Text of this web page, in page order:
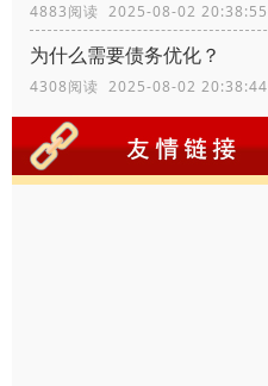
4883阅读 2025-08-02 20:38:55
为什么需要债务优化？
4308阅读 2025-08-02 20:38:44